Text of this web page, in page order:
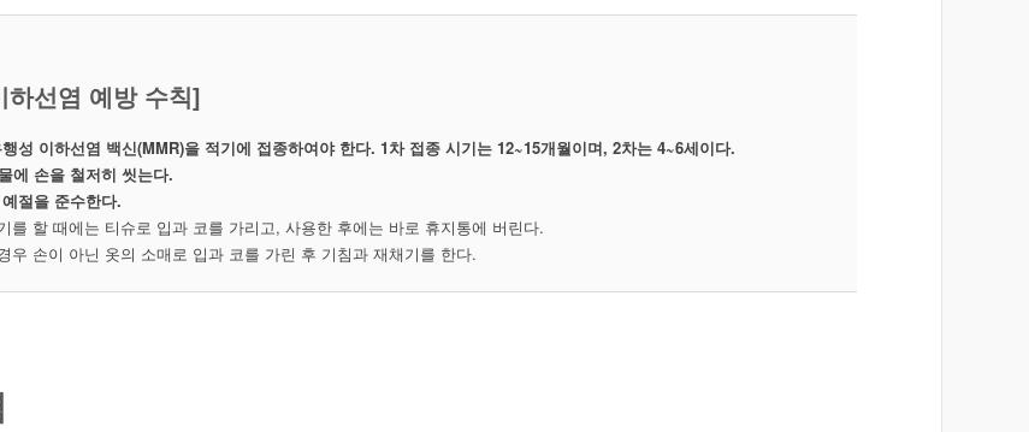
하선염 예방 수칙]
성 이하선염 백신(MMR)을 적기에 접종하여야 한다. 1차 접종 시기는 12~15개월이며, 2차는 4~6세이다.
에 손을 철저히 씻는다.
절을 준수한다.
할 때에는 티슈로 입과 코를 가리고, 사용한 후에는 바로 휴지통에 버린다.
손이 아닌 옷의 소매로 입과 코를 가린 후 기침과 재채기를 한다.